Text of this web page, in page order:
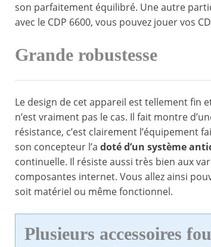
son parfaitement équilibré. Une autre
avec le CDP 6600, vous pouvez jouer vos
Grande robustesse
Le design de cet appareil est tellement fin
n’est vraiment pas le cas. Il fait montre
résistance, c’est clairement l’équipement
son concepteur l’a doté d’un système
continuelle. Il résiste aussi très bien aux
composantes internet. Vous allez ainsi
soit matériel ou même fonctionnel.
Plusieurs accessoires